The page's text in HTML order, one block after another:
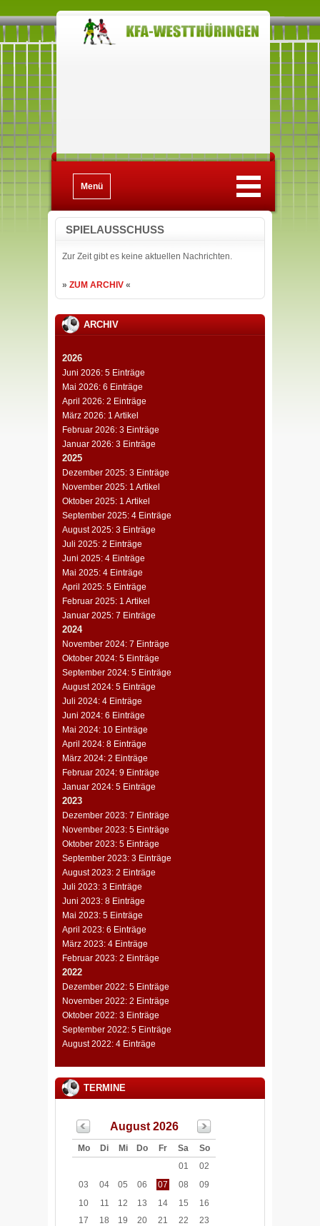
Menü
SPIELAUSSCHUSS
Zur Zeit gibt es keine aktuellen Nachrichten.
» ZUM ARCHIV «
ARCHIV
2026
Juni 2026: 5 Einträge
Mai 2026: 6 Einträge
April 2026: 2 Einträge
März 2026: 1 Artikel
Februar 2026: 3 Einträge
Januar 2026: 3 Einträge
2025
Dezember 2025: 3 Einträge
November 2025: 1 Artikel
Oktober 2025: 1 Artikel
September 2025: 4 Einträge
August 2025: 3 Einträge
Juli 2025: 2 Einträge
Juni 2025: 4 Einträge
Mai 2025: 4 Einträge
April 2025: 5 Einträge
Februar 2025: 1 Artikel
Januar 2025: 7 Einträge
2024
November 2024: 7 Einträge
Oktober 2024: 5 Einträge
September 2024: 5 Einträge
August 2024: 5 Einträge
Juli 2024: 4 Einträge
Juni 2024: 6 Einträge
Mai 2024: 10 Einträge
April 2024: 8 Einträge
März 2024: 2 Einträge
Februar 2024: 9 Einträge
Januar 2024: 5 Einträge
2023
Dezember 2023: 7 Einträge
November 2023: 5 Einträge
Oktober 2023: 5 Einträge
September 2023: 3 Einträge
August 2023: 2 Einträge
Juli 2023: 3 Einträge
Juni 2023: 8 Einträge
Mai 2023: 5 Einträge
April 2023: 6 Einträge
März 2023: 4 Einträge
Februar 2023: 2 Einträge
2022
Dezember 2022: 5 Einträge
November 2022: 2 Einträge
Oktober 2022: 3 Einträge
September 2022: 5 Einträge
August 2022: 4 Einträge
TERMINE
August 2026
Mo Di Mi Do Fr Sa
So
01
02
03
04 05 06 07 08
09
10
11 12 13 14 15
16
17
18 19 20 21 22
23